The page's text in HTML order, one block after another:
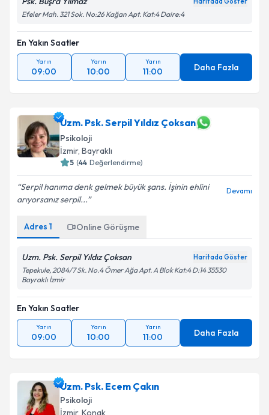
Efeler Mah. 321 Sok. No:26 Kağan Apt. Kat:4 Daire:4
En Yakın Saatler
Yarın
09:00
Yarın
10:00
Yarın
11:00 Daha Fazla
Uzm. Psk. Serpil Yıldız Çoksan
Psikoloji
İzmir, Bayraklı
5 (44 Değerlendirme)
Serpil hanıma denk gelmek büyük şans. İşinin ehlini
arıyorsanız serpil...
Devamı
Adres 1 Online Görüşme
Uzm. Psk. Serpil Yıldız Çoksan Haritada Göster
Tepekule, 2084/7 Sk. No.4 Ömer Ağa Apt. A Blok Kat:4 D:14 35530
Bayraklı İzmir
En Yakın Saatler
Yarın
09:00
Yarın
10:00
Yarın
11:00 Daha Fazla
Uzm. Psk. Ecem Çakın
Psikoloji
İzmir, Konak